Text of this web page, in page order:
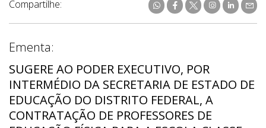
Compartilhe:
Ementa:
SUGERE AO PODER EXECUTIVO, POR
INTERMÉDIO DA SECRETARIA DE ESTADO DE
EDUCAÇÃO DO DISTRITO FEDERAL, A
CONTRATAÇÃO DE PROFESSORES DE